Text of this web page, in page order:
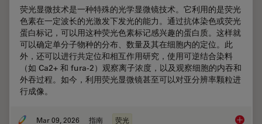
荧光显微技术是一种特殊的光学显微镜技术。它利用的是荧光
色素在一定波长的光激发下发光的能力。通过抗体染色或荧光
蛋白标记，可以用这种荧光色素标记感兴趣的蛋白质。这样就
可以确定单分子物种的分布、数量及其在细胞内的定位。此
外，还可以进行共定位和相互作用研究，使用可逆结合染料
（如 Ca2+ 和 fura-2）观察离子浓度，以及观察细胞的内吞和
外吞过程。如今，利用荧光显微镜甚至可以对亚分辨率颗粒进
行成像。
Mar 09, 2026 指南 荧光 显微镜